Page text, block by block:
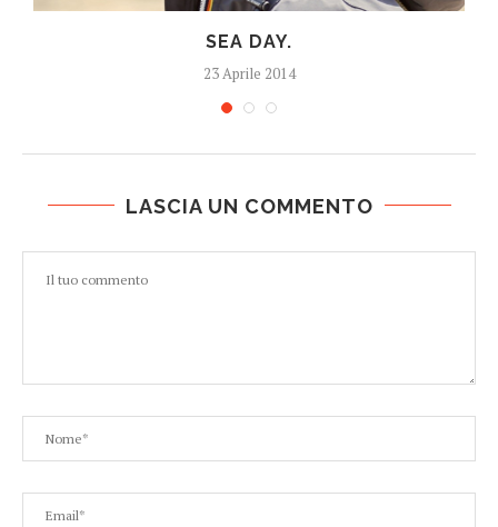
SEA DAY.
23 Aprile 2014
LASCIA UN COMMENTO